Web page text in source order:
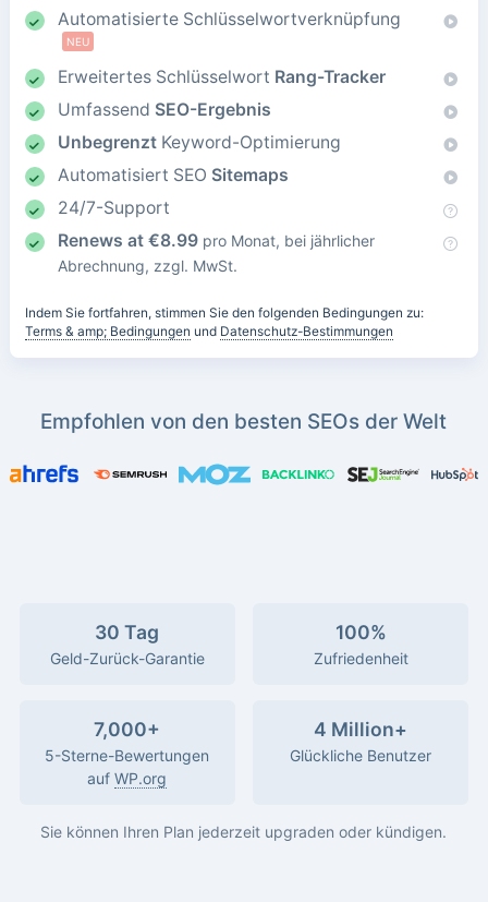
Automatisierte Schlüsselwortverknüpfung
NEU
Erweitertes Schlüsselwort Rang-Tracker
Umfassend SEO-Ergebnis
UnbegrenztKeyword-Optimierung
Automatisiert SEO Sitemaps
24/7-Support
Renews at €8.99 pro Monat, bei jährlicher
Abrechnung, zzgl. MwSt.
Indem Sie fortfahren, stimmen Sie den folgenden Bedingungen zu:
Terms & amp; Bedingungen und Datenschutz-Bestimmungen
Empfohlen von den besten SEOs der Welt
30 Tag
Geld-Zurück-Garantie
100%
Zufriedenheit
7,000+
5-Sterne-Bewertungen
aufWP.org
4 Million+
Glückliche Benutzer
Sie können Ihren Plan jederzeit upgraden oder kündigen.